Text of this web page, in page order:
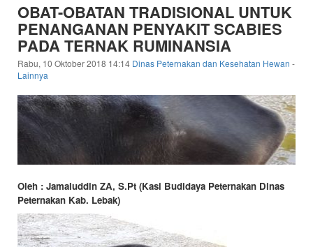
Situs
Resmi
Dinas
Peternakan
dan
Kesehatan
Hewan
Kabupaten
Lebak
OBAT-OBATAN TRADISIONAL UNTUK
PENANGANAN PENYAKIT SCABIES
PADA TERNAK RUMINANSIA
Rabu, 10 Oktober 2018 14:14 Dinas Peternakan dan Kesehatan Hewan -
Lainnya
Oleh : Jamaluddin ZA, S.Pt (Kasi Budidaya Peternakan Dinas
Peternakan Kab. Lebak)